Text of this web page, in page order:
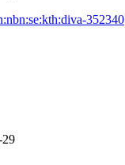
352340
29